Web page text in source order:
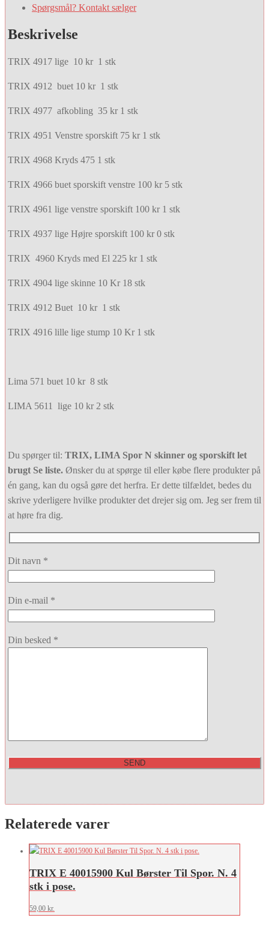
Spørgsmål? Kontakt sælger
Beskrivelse
TRIX 4917 lige 10 kr 1 stk
TRIX 4912 buet 10 kr 1 stk
TRIX 4977 afkobling 35 kr 1 stk
TRIX 4951 Venstre sporskift 75 kr 1 stk
TRIX 4968 Kryds 475 1 stk
TRIX 4966 buet sporskift venstre 100 kr 5 stk
TRIX 4961 lige venstre sporskift 100 kr 1 stk
TRIX 4937 lige Højre sporskift 100 kr 0 stk
TRIX 4960 Kryds med El 225 kr 1 stk
TRIX 4904 lige skinne 10 Kr 18 stk
TRIX 4912 Buet 10 kr 1 stk
TRIX 4916 lille lige stump 10 Kr 1 stk
Lima 571 buet 10 kr 8 stk
LIMA 5611 lige 10 kr 2 stk
Du spørger til: TRIX, LIMA Spor N skinner og sporskift let
brugt Se liste. Ønsker du at spørge til eller købe flere produkter på
én gang, kan du også gøre det herfra. Er dette tilfældet, bedes du
skrive yderligere hvilke produkter det drejer sig om. Jeg ser frem til
at høre fra dig.
Dit navn *
Din e-mail *
Din besked *
Relaterede varer
TRIX E 40015900 Kul Børster Til Spor. N. 4
stk i pose.
59,00 kr.